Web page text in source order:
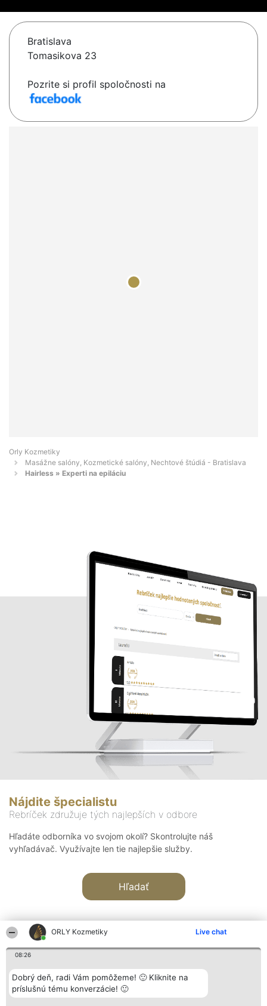
ORLY Kozmetiky Live chat
08:26
Dobrý deň, radi Vám pomôžeme! 🙂 Kliknite na
príslušnú tému konverzácie! 🙂
Bratislava
Tomasikova 23
Pozrite si profil spoločnosti na
Orly Kozmetiky
Masážne salóny, Kozmetické salóny, Nechtové štúdiá - Bratislava
Hairless » Experti na epiláciu
Nájdite špecialistu
Rebríček združuje tých najlepších v odbore
Hľadáte odborníka vo svojom okolí? Skontrolujte náš
vyhľadávač. Využívajte len tie najlepšie služby.
Hľadať
Organizátor hodnotenia
Bright Side Solutions sp. z o.
o. sp. k.
Hodnotenie
Laureáti
Lista
Kontakt
Kontakt